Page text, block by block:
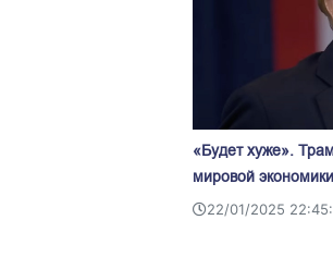
«Будет хуже».
мировой
22/01/2025